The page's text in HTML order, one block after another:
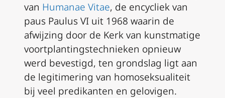
van Humanae Vitae, de encycliek van
paus Paulus VI uit 1968 waarin de
afwijzing door de Kerk van kunstmatige
voortplantingstechnieken opnieuw
werd bevestigd, ten grondslag ligt aan
de legitimering van homoseksualiteit
bij veel predikanten en gelovigen.